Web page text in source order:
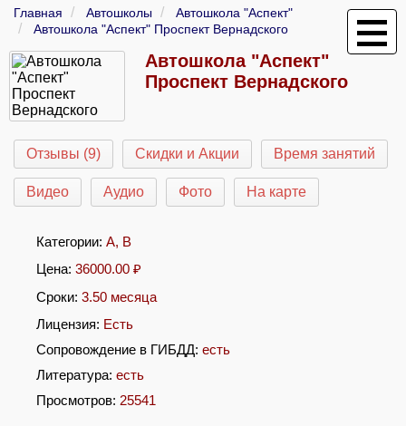
Главная Автошколы
Автошкола "Аспект"
Автошкола "Аспект" Проспект Вернадского
Автошкола "Аспект"
Проспект Вернадского
Отзывы (9) Скидки и Акции Время занятий
Видео Аудио Фото На карте
Категории: A, B
Цена: 36000.00 ₽
Сроки: 3.50 месяца
Лицензия: Есть
Сопровождение в ГИБДД: есть
Литература: есть
Просмотров: 25541